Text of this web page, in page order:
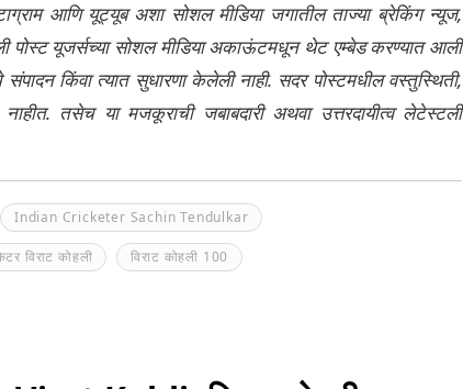
आणि यूट्यूब अशा सोशल मीडिया जगातील ताज्या ब्रेकिंग न्यूज,
पोस्ट यूजर्सच्या सोशल मीडिया अकाऊंटमधून थेट एम्बेड करण्यात आली
किंवा त्यात सुधारणा केलेली नाही. सदर पोस्टमधील वस्तुस्थिती,
तसेच या मजकूराची जबाबदारी अथवा उत्तरदायीत्व लेटेस्टली
Indian Cricketer Sachin Tendulkar
विराट कोहली विराट कोहली 100